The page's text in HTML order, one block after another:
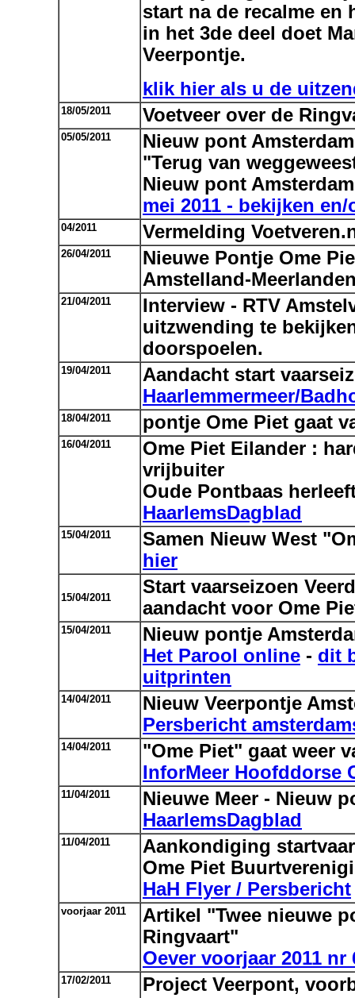
start na de recalme en
in het 3de deel doet
Veerpontje.
klik hier als u de
18/05/2011 Voetveer over de
05/05/2011
Nieuw pont
"Terug van
Nieuw pont
mei 2011 - bekijken
04/2011 Vermelding
26/04/2011
Nieuwe Pontje Ome
Amstelland-
21/04/2011
Interview - RTV
uitzwending te
doorspoelen.
19/04/2011
Aandacht start
Haarlemmermeer/
18/04/2011 pontje Ome Piet gaat
16/04/2011
Ome Piet Eilander :
vrijbuiter
Oude Pontbaas
HaarlemsDagblad
15/04/2011
Samen Nieuw West
hier
15/04/2011
Start vaarseizoen
aandacht voor Ome
15/04/2011
Nieuw pontje
Het Parool online - dit
uitprinten
14/04/2011
Nieuw Veerpontje
Persbericht
14/04/2011
"Ome Piet" gaat weer
InforMeer Hoofddorse
11/04/2011
Nieuwe Meer - Nieuw
HaarlemsDagblad
11/04/2011
Aankondiging
Ome Piet
HaH Flyer / Persbericht
voorjaar 2011
Artikel "Twee nieuwe
Ringvaart"
Oever voorjaar 2011 nr
17/02/2011
Project Veerpont,